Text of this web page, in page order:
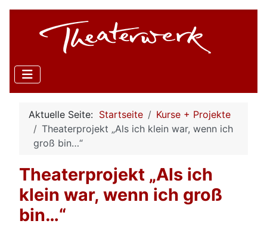
Aktuelle Seite: Startseite
Kurse + Projekte
Theaterprojekt „Als ich klein war, wenn ich
groß bin…“
Theaterprojekt „Als ich
klein war, wenn ich groß
bin…“